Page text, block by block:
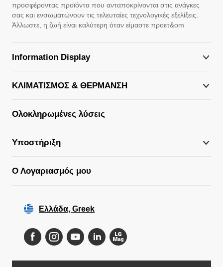
προσφέροντας προϊόντα που ανταποκρίνονται στις ανάγκες
σας και ενσωματώνουν τις τελευταίες τεχνολογικές εξελίξεις.
Άλλωστε, η ζωή είναι καλύτερη όταν είμαστε προετ&om
Information Display
ΚΛΙΜΑΤΙΣΜΟΣ & ΘΕΡΜΑΝΣΗ
Ολοκληρωμένες λύσεις
Υποστήριξη
Ο Λογαριασμός μου
Ελλάδα, Greek